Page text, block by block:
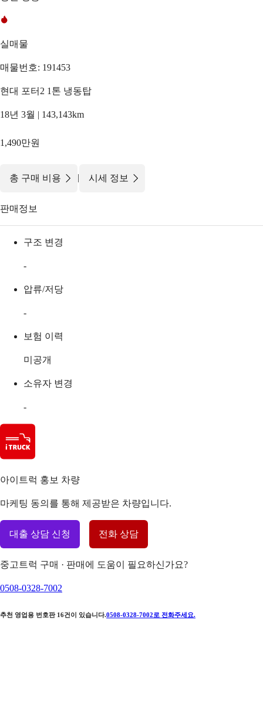
실매물
매물번호: 191453
현대 포터2 1톤 냉동탑
18년 3월 | 143,143km
1,490만원
총 구매 비용 | 시세 정보
판매정보
구조 변경
-
압류/저당
-
보험 이력
미공개
소유자 변경
-
아이트럭 홍보 차량
마케팅 동의를 통해 제공받은 차량입니다.
대출 상담 신청 전화 상담
중고트럭 구매 · 판매에 도움이 필요하신가요?
0508-0328-7002
추천 영업용 번호판 16건이 있습니다.0508-0328-7002 로 전화주세요.